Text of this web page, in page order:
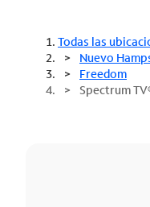
Todas las
Nuevo
Freedom
Spectrum